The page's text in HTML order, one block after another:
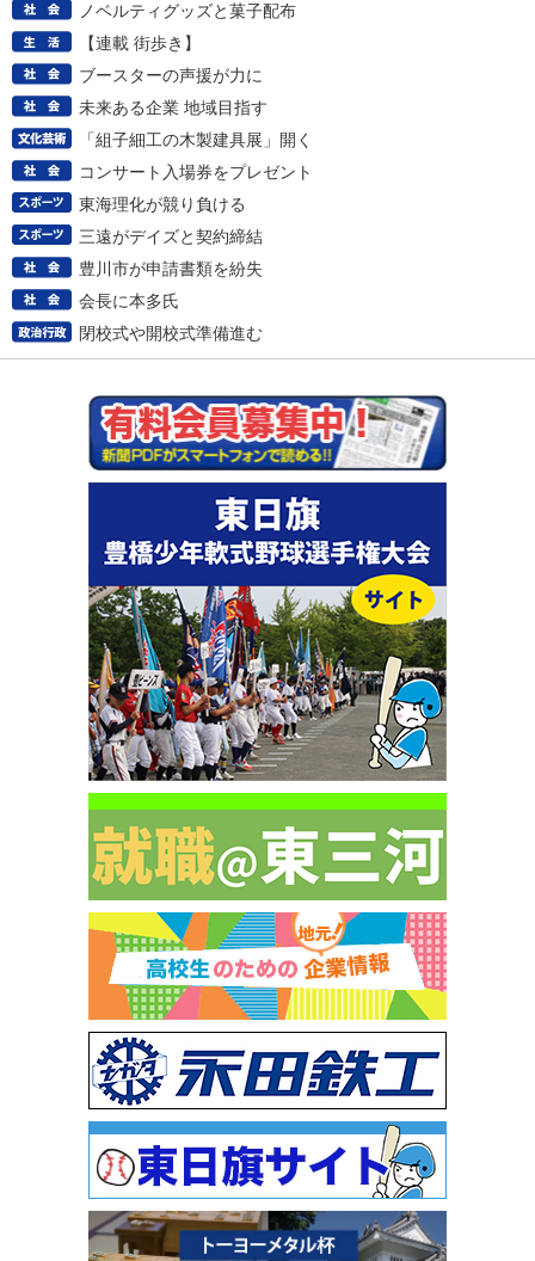
ノベルティグッズと菓子配布
【連載 街歩き】
ブースターの声援が力に
未来ある企業 地域目指す
「組子細工の木製建具展」開く
コンサート入場券をプレゼント
東海理化が競り負ける
三遠がデイズと契約締結
豊川市が申請書類を紛失
会長に本多氏
閉校式や開校式準備進む